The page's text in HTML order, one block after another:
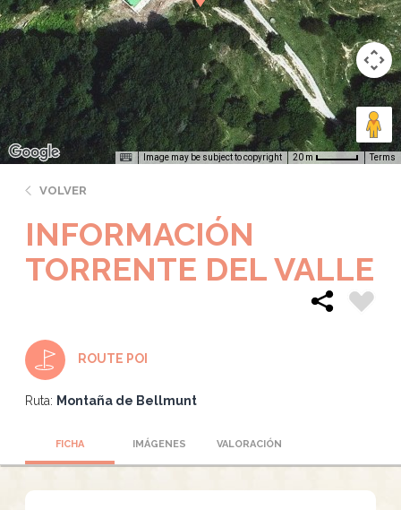
Image may be subject to copyright 20 m Terms
VOLVER
INFORMACIÓN
TORRENTE DEL VALLE
ROUTE POI
Ruta: Montaña de Bellmunt
FICHA IMÁGENES VALORACIÓN